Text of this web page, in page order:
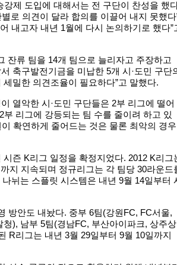
제 도입에 대해서는 전 구단이 찬성을 했
로 의견이 달라 합의를 이끌어 내지 못했다
내고자 내년 1월에 다시 논의하기로 했다”
잔류 팀을 14개 팀으로 늘리자고 주장하고
축구발전기금을 미납한 5개 시·도민 구단
밀한 의견조율이 필요하다”고 말했다.
열악한 시·도민 구단들은 2부 리그에 떨어
리그에 강등되는 팀 수를 줄이려 하고 있
확연하게 줄어드는 것은 물론 최악의 경우
즌 K리그 일정을 확정지었다. 2012 K리그
지 지속되며 정규리그는 각 팀당 30라운드
뉘는 스플릿 시스템은 내년 9월 14일부터
방안도 내놨다. 중부 6팀(강원FC, FC서울,
), 남부 5팀(경남FC, 부산아이파크, 상주상
R리그는 내년 3월 29일부터 9월 10일까지